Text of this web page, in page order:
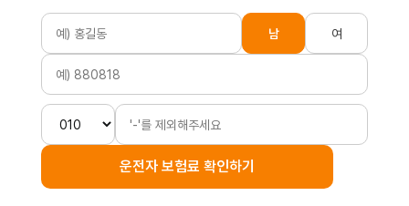
남 여
운전자 보험료 확인하기